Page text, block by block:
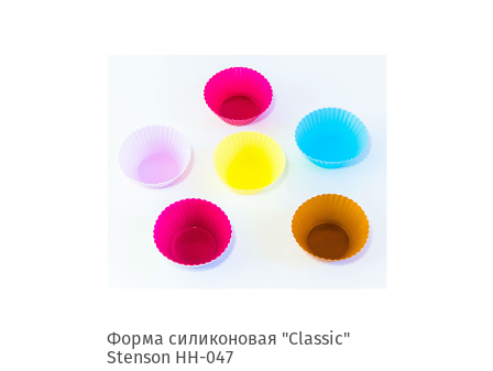
Форма силиконовая "Classic"
Stenson НН-047